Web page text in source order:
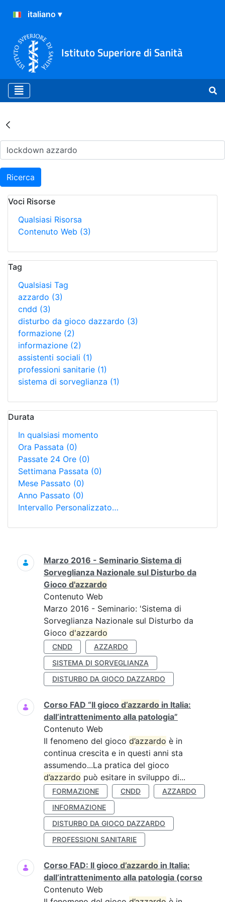
Istituto Superiore di Sanità
Risultati della Ricerca -
Ricerca
Voci Risorse
Qualsiasi Risorsa
Contenuto Web (3)
Tag
Qualsiasi Tag
azzardo (3)
cndd (3)
disturbo da gioco dazzardo (3)
formazione (2)
informazione (2)
assistenti sociali (1)
professioni sanitarie (1)
sistema di sorveglianza (1)
Durata
In qualsiasi momento
Ora Passata (0)
Passate 24 Ore (0)
Settimana Passata (0)
Mese Passato (0)
Anno Passato (0)
Intervallo Personalizzato…
Ricerca
Marzo 2016 - Seminario Sistema di
Sorveglianza Nazionale sul Disturbo da
Gioco d'azzardo
Contenuto Web
Marzo 2016 - Seminario: 'Sistema di
Sorveglianza Nazionale sul Disturbo da
Gioco d'azzardo
CNDD
AZZARDO
SISTEMA DI SORVEGLIANZA
DISTURBO DA GIOCO DAZZARDO
Corso FAD “Il gioco d’azzardo in Italia:
dall’intrattenimento alla patologia”
Contenuto Web
Il fenomeno del gioco d’azzardo è in
continua crescita e in questi anni sta
assumendo...La pratica del gioco
d’azzardo può esitare in sviluppo di...
FORMAZIONE CNDD
AZZARDO
INFORMAZIONE
DISTURBO DA GIOCO DAZZARDO
PROFESSIONI SANITARIE
Corso FAD: Il gioco d’azzardo in Italia:
dall’intrattenimento alla patologia (corso
Contenuto Web